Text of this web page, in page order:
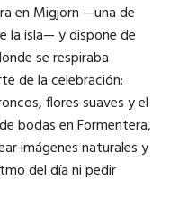
en Migjorn —una de
la isla— y dispone de
se respiraba
de la celebración:
flores suaves y el
bodas en Formentera,
imágenes naturales y
del día ni pedir